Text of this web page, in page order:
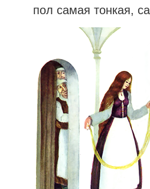
пол самая тонкая,